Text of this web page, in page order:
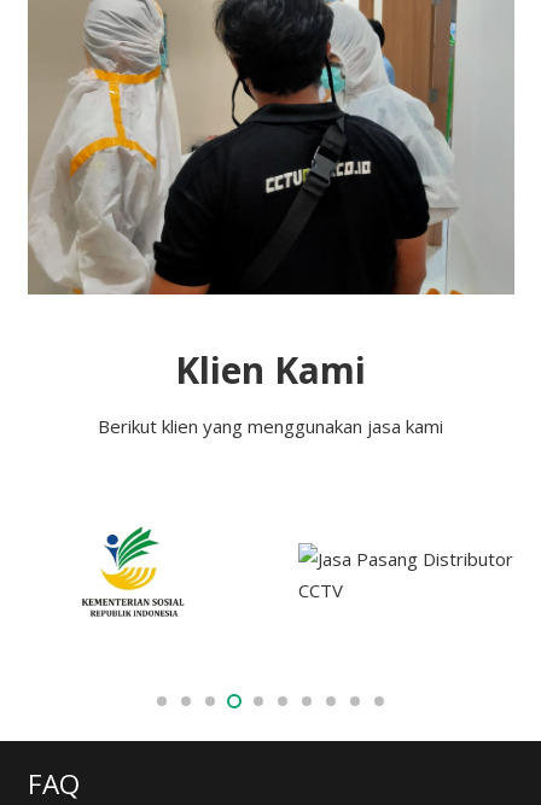
Klien Kami
Berikut klien yang menggunakan jasa kami
FAQ